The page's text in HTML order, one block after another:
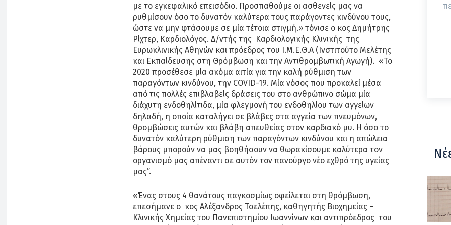
με το εγκεφαλικό επεισόδιο. Προσπαθούμε οι ασθενείς μας να
ρυθμίσουν όσο το δυνατόν καλύτερα τους παράγοντες κινδύνου τους,
ώστε να μην φτάσουμε σε μία τέτοια στιγμή.» τόνισε ο κος Δημήτρης
Ρίχτερ, Καρδιολόγος. Δ/ντής της Καρδιολογικής Κλινικής της
Ευρωκλινικής Αθηνών και πρόεδρος του Ι.Μ.Ε.Θ.Α (Ινστιτούτο Μελέτης
και Εκπαίδευσης στη Θρόμβωση και την Αντιθρομβωτική Αγωγή). «Το
2020 προσέθεσε μία ακόμα αιτία για την καλή ρύθμιση των
παραγόντων κινδύνου, την COVID-19. Μία νόσος που προκαλεί μέσα
από τις πολλές επιβλαβείς δράσεις του στο ανθρώπινο σώμα μία
διάχυτη ενδοθηλίτιδα, μία φλεγμονή του ενδοθηλίου των αγγείων
δηλαδή, η οποία καταλήγει σε βλάβες στα αγγεία των πνευμόνων,
θρομβώσεις αυτών και βλάβη απευθείας στον καρδιακό μυ. Η όσο το
δυνατόν καλύτερη ρύθμιση των παραγόντων κινδύνου και η απώλεια
βάρους μπορούν να μας βοηθήσουν να θωρακίσουμε καλύτερα τον
οργανισμό μας απέναντι σε αυτόν τον πανούργο νέο εχθρό της υγείας
μας”.
«Ένας στους 4 θανάτους παγκοσμίως οφείλεται στη θρόμβωση,
επεσήμανε ο κος Αλέξανδρος Τσελέπης, καθηγητής Βιοχημείας –
Κλινικής Χημείας του Πανεπιστημίου Ιωαννίνων και αντιπρόεδρος του